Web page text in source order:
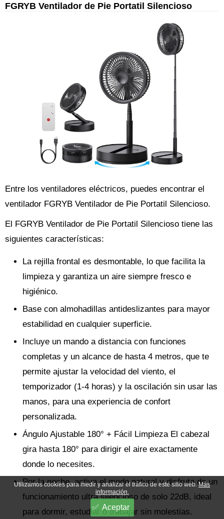
FGRYB Ventilador de Pie Portatil Silencioso
Entre los ventiladores eléctricos, puedes encontrar el
ventilador FGRYB Ventilador de Pie Portatil Silencioso.
El FGRYB Ventilador de Pie Portatil Silencioso tiene las
siguientes características:
La rejilla frontal es desmontable, lo que facilita la
limpieza y garantiza un aire siempre fresco e
higiénico.
Base con almohadillas antideslizantes para mayor
estabilidad en cualquier superficie.
Incluye un mando a distancia con funciones
completas y un alcance de hasta 4 metros, que te
permite ajustar la velocidad del viento, el
temporizador (1-4 horas) y la oscilación sin usar las
manos, para una experiencia de confort
personalizada.
Ángulo Ajustable 180° + Fácil Limpieza El cabezal
gira hasta 180° para dirigir el aire exactamente
donde lo necesites.
Por la noche, activa el modo natural y disfruta de un
funcionamiento ultra silencioso de solo 22dB, ideal
para dormir, estudiar o trabajar sin molestias.
Utilizamos cookies para medir y analizar el tráfico de este sitio web.Más
información.
Aceptar